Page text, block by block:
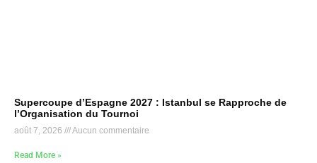
Supercoupe d’Espagne 2027 : Istanbul se Rapproche de
l’Organisation du Tournoi
août 7, 2026 Aucun commentaire
Read More »